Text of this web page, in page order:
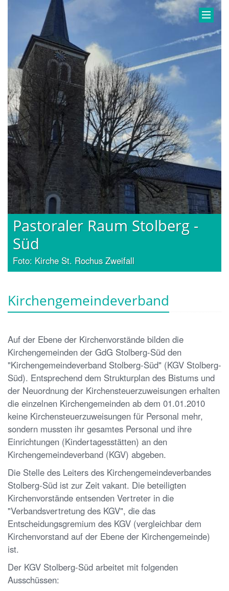
Pastoraler Raum Stolberg -
Süd
Foto: Kirche St. Rochus Zweifall
Kirchengemeindeverband
Auf der Ebene der Kirchenvorstände bilden die
Kirchengemeinden der GdG Stolberg-Süd den
"Kirchengemeindeverband Stolberg-Süd" (KGV Stolberg-
Süd). Entsprechend dem Strukturplan des Bistums und
der Neuordnung der Kirchensteuerzuweisungen erhalten
die einzelnen Kirchengemeinden ab dem 01.01.2010
keine Kirchensteuerzuweisungen für Personal mehr,
sondern mussten ihr gesamtes Personal und ihre
Einrichtungen (Kindertagesstätten) an den
Kirchengemeindeverband (KGV) abgeben.
Die Stelle des Leiters des Kirchengemeindeverbandes
Stolberg-Süd ist zur Zeit vakant. Die beteiligten
Kirchenvorstände entsenden Vertreter in die
"Verbandsvertretung des KGV", die das
Entscheidungsgremium des KGV (vergleichbar dem
Kirchenvorstand auf der Ebene der Kirchengemeinde)
ist.
Der KGV Stolberg-Süd arbeitet mit folgenden
Ausschüssen: